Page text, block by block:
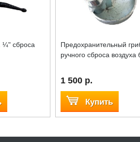
¼" сброса
Предохранительный
ручного сброса воздуха
1 500 р.
Купить